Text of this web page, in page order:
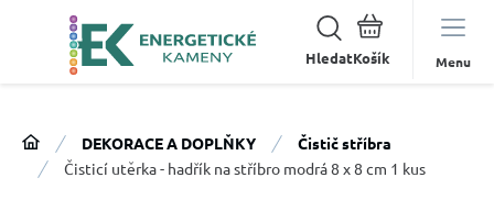
Hledat Menu
DEKORACE A DOPLŇKY
Čistič stříbra
Čisticí utěrka - hadřík na stříbro modrá 8 x 8 cm 1 kus